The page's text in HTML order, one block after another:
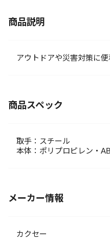
商品説明
アウトドアや災害対策に
商品スペック
取手：スチール
本体：ポリプロピレン・
メーカー情報
カクセー